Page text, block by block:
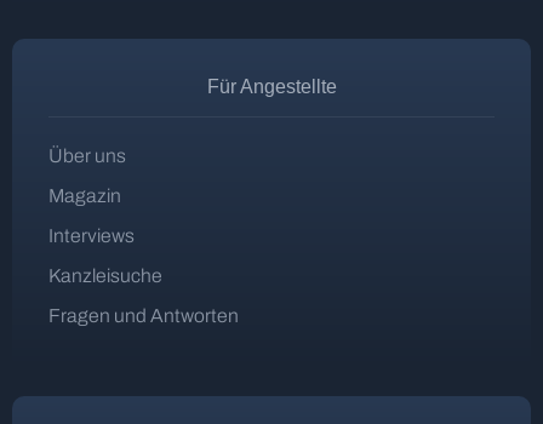
Für Angestellte
Über uns
Magazin
Interviews
Kanzleisuche
Fragen und Antworten